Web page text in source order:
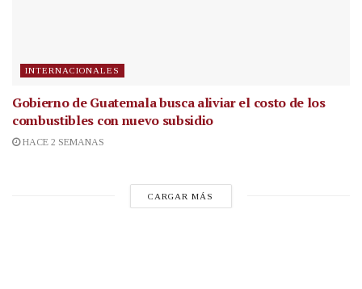
INTERNACIONALES
Gobierno de Guatemala busca aliviar el costo de los
combustibles con nuevo subsidio
HACE 2 SEMANAS
CARGAR MÁS